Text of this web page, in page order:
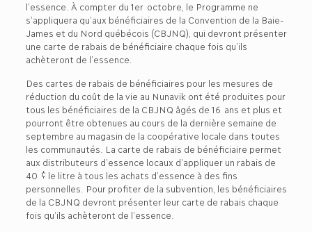
l’essence. À compter du 1er octobre, le Programme ne
s’appliquera qu’aux bénéficiaires de la Convention de la Baie-
James et du Nord québécois (CBJNQ), qui devront présenter
une carte de rabais de bénéficiaire chaque fois qu’ils
achèteront de l’essence.
Des cartes de rabais de bénéficiaires pour les mesures de
réduction du coût de la vie au Nunavik ont été produites pour
tous les bénéficiaires de la CBJNQ âgés de 16 ans et plus et
pourront être obtenues au cours de la dernière semaine de
septembre au magasin de la coopérative locale dans toutes
les communautés. La carte de rabais de bénéficiaire permet
aux distributeurs d’essence locaux d’appliquer un rabais de
40 ¢ le litre à tous les achats d’essence à des fins
personnelles. Pour profiter de la subvention, les bénéficiaires
de la CBJNQ devront présenter leur carte de rabais chaque
fois qu’ils achèteront de l’essence.